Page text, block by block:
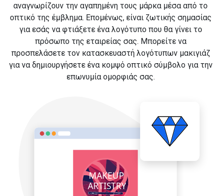
αναγνωρίζουν την αγαπημένη τους μάρκα μέσα από το
οπτικό της έμβλημα. Επομένως, είναι ζωτικής σημασίας
για εσάς να φτιάξετε ένα λογότυπο που θα γίνει το
πρόσωπο της εταιρείας σας. Μπορείτε να
προσπελάσετε τον κατασκευαστή λογότυπων μακιγιάζ
για να δημιουργήσετε ένα κομψό οπτικό σύμβολο για την
επωνυμία ομορφιάς σας.